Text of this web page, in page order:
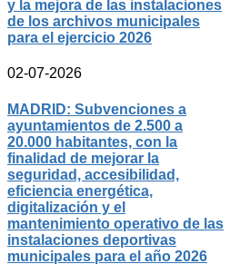
y la mejora de las instalaciones
de los archivos municipales
para el ejercicio 2026
02-07-2026
MADRID: Subvenciones a
ayuntamientos de 2.500 a
20.000 habitantes, con la
finalidad de mejorar la
seguridad, accesibilidad,
eficiencia energética,
digitalización y el
mantenimiento operativo de las
instalaciones deportivas
municipales para el año 2026